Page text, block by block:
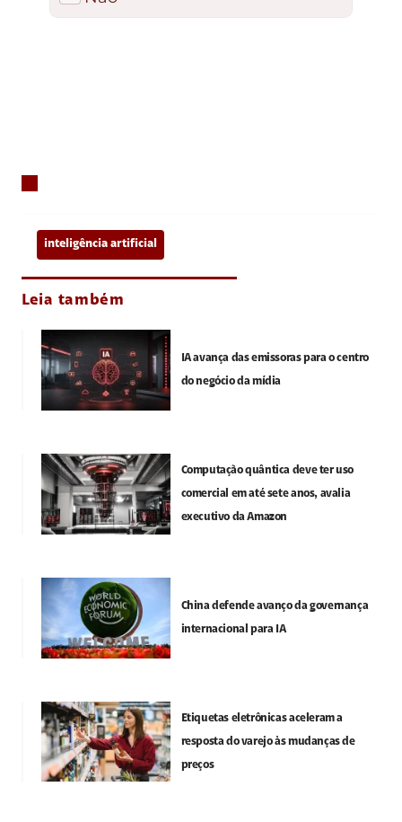
inteligência artificial
Leia também
IA avança das emissoras para o centro
do negócio da mídia
Computação quântica deve ter uso
comercial em até sete anos, avalia
executivo da Amazon
China defende avanço da governança
internacional para IA
Etiquetas eletrônicas aceleram a
resposta do varejo às mudanças de
preços